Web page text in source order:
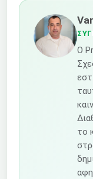
Ο
το